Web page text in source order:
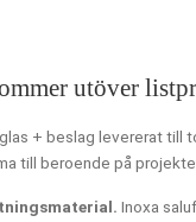
utöver
+ beslag levererat till
till beroende på
Inoxa